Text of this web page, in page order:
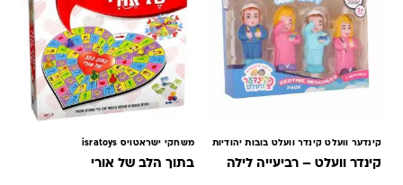
קינדער וועלט קינדר וועלט בובות יהודיות
קינדר וועלט – רביעייה לילה
משחקי ישראטויס isratoys
בתוך הלב של אורי